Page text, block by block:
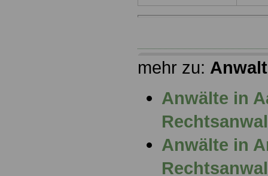
mehr zu:
Anwälte in
Anwälte in